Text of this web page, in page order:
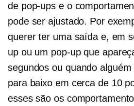
de pop-ups e o
pode ser ajustado. Por
querer ter uma saída e, em
up ou um pop-up que
segundos ou quando
para baixo em cerca de 10
esses são os